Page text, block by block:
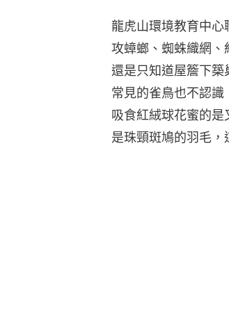
龍虎山環境教育中心
攻蟑螂、蜘蛛織網、
還是只知道屋簷下
常見的雀鳥也不認
吸食紅絨球花蜜的
是珠頸斑鳩的羽毛，